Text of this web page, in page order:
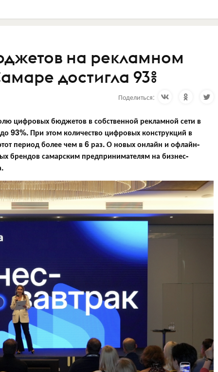
на рекламном
достигла 93%
Поделиться:
цифровых бюджетов в собственной рекламной сети в
93%. При этом количество цифровых конструкций в
период более чем в 6 раз. О новых онлайн и офлайн-
брендов самарским предпринимателям на бизнес-